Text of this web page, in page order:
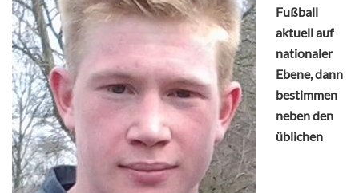
Fußball
aktuell auf
nationaler
Ebene, dann
bestimmen
neben den
üblichen